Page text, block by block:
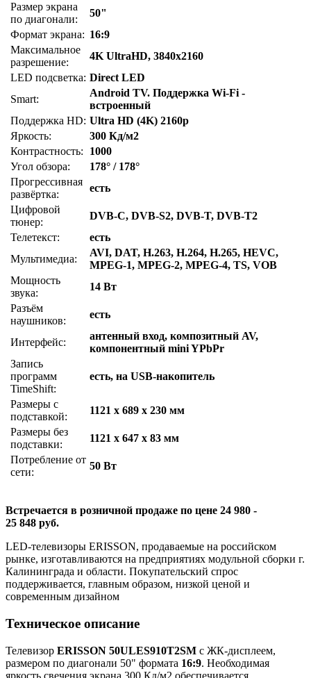
Размер экрана
по диагонали:
50"
Формат экрана: 16:9
Максимальное
разрешение:
4K UltraHD, 3840x2160
LED подсветка: Direct LED
Smart:
Android TV. Поддержка Wi-Fi -
встроенный
Поддержка HD: Ultra HD (4K) 2160p
Яркость:
300 Кд/м2
Контрастность:
1000
Угол обзора:
178° / 178°
Прогрессивная
развёртка:
есть
Цифровой
тюнер:
DVB-C, DVB-S2, DVB-T, DVB-T2
Телетекст:
есть
Мультимедиа:
AVI, DAT, H.263, H.264, H.265, HEVC,
MPEG-1, MPEG-2, MPEG-4, TS, VOB
Мощность
звука:
14 Вт
Разъём
наушников:
есть
Интерфейс:
антенный вход, композитный AV,
компонентный mini YPbPr
Запись
программ
TimeShift:
есть, на USB-накопитель
Размеры с
подставкой:
1121 x 689 x 230 мм
Размеры без
подставки:
1121 x 647 x 83 мм
Потребление от
сети:
50 Вт
Встречается в розничной продаже по цене 24 980 -
25 848 руб.
LED-телевизоры ERISSON, продаваемые на российском
рынке, изготавливаются на предприятиях модульной сборки г.
Калининграда и области. Покупательский спрос
поддерживается, главным образом, низкой ценой и
современным дизайном
Техническое описание
Телевизор ERISSON 50ULES910T2SM с ЖК-дисплеем,
размером по диагонали 50" формата 16:9. Необходимая
яркость свечения экрана 300 Кд/м2 обеспечивается